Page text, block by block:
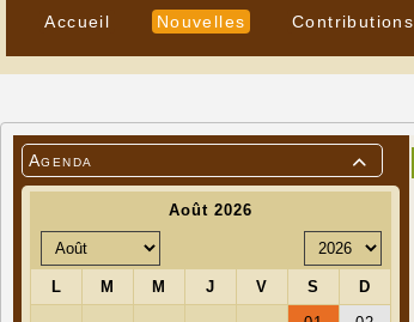
Accueil Nouvelles Contributions

Agenda